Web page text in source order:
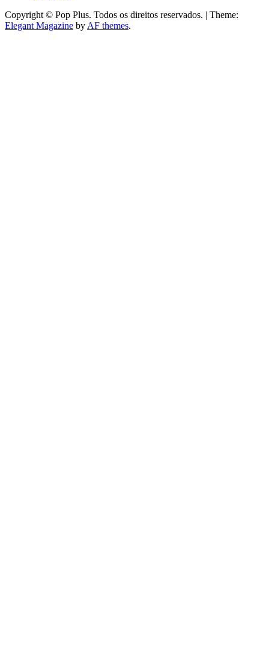
Copyright © Pop Plus. Todos os direitos reservados. | Theme:
Elegant Magazine by AF themes.